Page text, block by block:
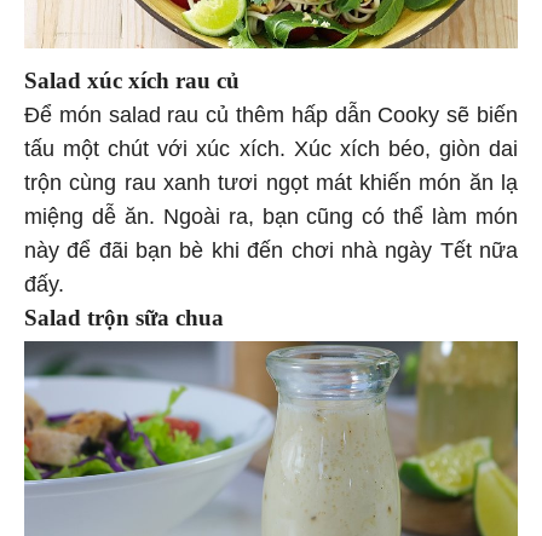
Salad xúc xích rau củ
Để món salad rau củ thêm hấp dẫn Cooky sẽ biến
tấu một chút với xúc xích. Xúc xích béo, giòn dai
trộn cùng rau xanh tươi ngọt mát khiến món ăn lạ
miệng dễ ăn. Ngoài ra, bạn cũng có thể làm món
này để đãi bạn bè khi đến chơi nhà ngày Tết nữa
đấy.
Salad trộn sữa chua